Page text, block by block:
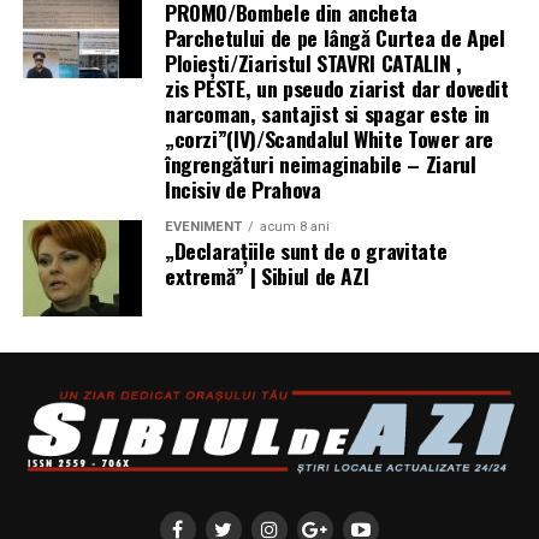
disponibile pe pagina oficială a produsului:
https://www.honor.com/ro/wearables/honor-watch-6/.
PROMO/Bombele din ancheta
Parchetului de pe lângă Curtea de Apel
Ploieşti/Ziaristul STAVRI CATALIN ,
zis PESTE, un pseudo ziarist dar dovedit
narcoman, santajist si spagar este in
„corzi”(IV)/Scandalul White Tower are
îngrengături neimaginabile – Ziarul
Incisiv de Prahova
EVENIMENT acum 8 ani
„Declaraţiile sunt de o gravitate
extremă” | Sibiul de AZI